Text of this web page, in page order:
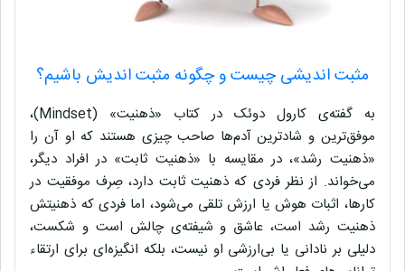
مثبت اندیشی چیست و چگونه مثبت اندیش باشیم؟
به گفته‌ی کارول دوئک در کتاب «ذهنیت» (Mindset)،
موفق‌ترین و شادترین آدم‌ها صاحب چیزی هستند که او آن را
«ذهنیت رشد»، در مقایسه با «ذهنیت ثابت» در افراد دیگر،
می‌خواند. از نظر فردی که ذهنیت ثابت دارد، صِرف موفقیت در
کارها، اثبات هوش یا ارزش تلقی می‌شود، اما فردی که ذهنیتش
ذهنیت رشد است، عاشق و شیفته‌ی چالش است و شکست،
دلیلی بر نادانی یا بی‌ارزشی او نیست، بلکه انگیزه‌ای برای ارتقاء